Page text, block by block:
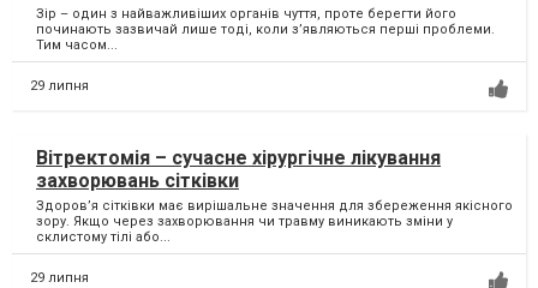
Зір – один з найважливіших органів чуття, проте берегти його
починають зазвичай лише тоді, коли з’являються перші проблеми.
Тим часом...
29 липня
Вітректомія – сучасне хірургічне лікування
захворювань сітківки
Здоров’я сітківки має вирішальне значення для збереження якісного
зору. Якщо через захворювання чи травму виникають зміни у
склистому тілі або...
29 липня